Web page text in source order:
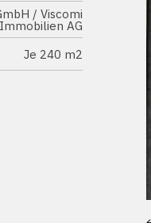
/ Viscomi
Immobilien AG
Je 240 m2